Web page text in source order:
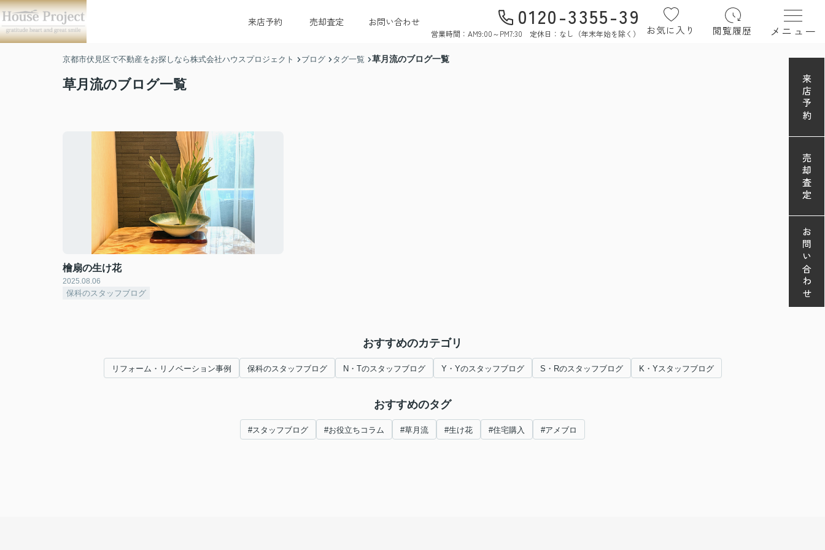
来店予約 売却査定 お問い合わせ 0120-3355-39
営業時間：AM9:00～PM7:30 定休日：なし（年末年始を除く） お気に入り 閲覧履歴 メニュー
京都市伏見区で不動産をお探しなら株式会社ハウスプロジェクト ブログ タグ一覧 草月流のブログ一覧
草月流のブログ一覧
檜扇の生け花
2025.08.06
保科のスタッフブログ
おすすめのカテゴリ
リフォーム・リノベーション事例 保科のスタッフブログ N・Tのスタッフブログ Y・Yのスタッフブログ S・Rのスタッフブログ K・Yスタッフブログ
おすすめのタグ
#スタッフブログ #お役立ちコラム #草月流 #生け花 #住宅購入 #アメブロ
来店予約
売却査定
お問い合わせ